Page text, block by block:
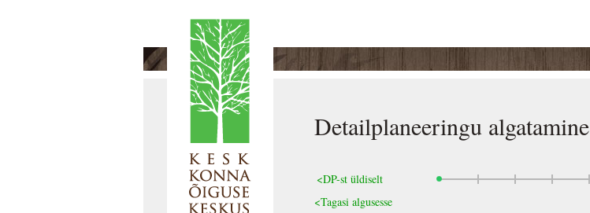
Detailplaneeringu algatamine
<DP-st üldiselt
<Tagasi algusesse